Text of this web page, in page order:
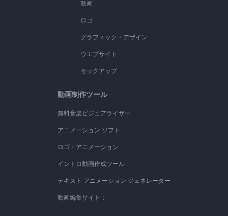
動画
ロゴ
グラフィック・デザイン
ウエブサイト
モックアップ
動画制作ツール
無料音楽ビジュアライザー
アニメーション ソフト
ロゴ・アニメーション
イントロ動画作成ツール
テキスト アニメーション ジェネレーター
動画編集サイト：